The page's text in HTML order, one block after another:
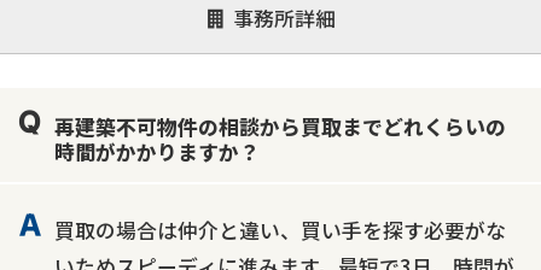
事務所詳細
1億円以上の買取可
再建築不可物件の相談から買取までどれくらいの
時間がかかりますか？
買取の場合は仲介と違い、買い手を探す必要がな